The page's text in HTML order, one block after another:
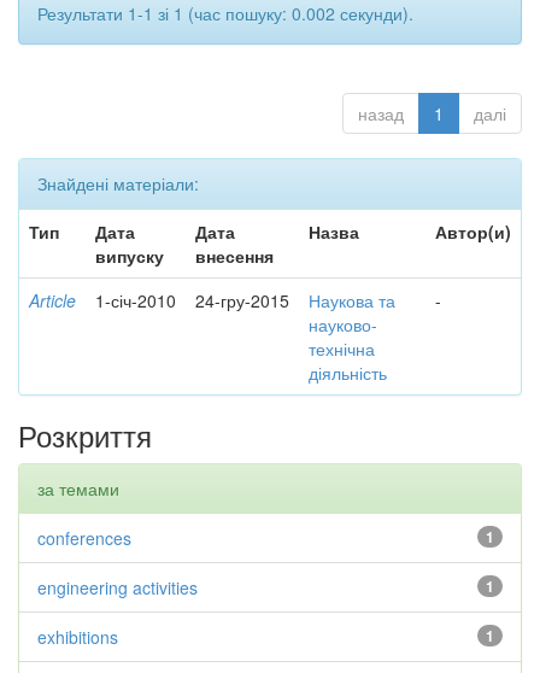
Результати 1-1 зі 1 (час пошуку: 0.002 секунди).
назад 1 далі
Знайдені матеріали:
Тип
Дата
випуску
Дата
внесення
Назва Автор(и)
Article 1-січ-2010 24-гру-2015
Наукова та
науково-
технічна
діяльність
-
Розкриття
за темами
1
conferences
1
engineering activities
1
exhibitions